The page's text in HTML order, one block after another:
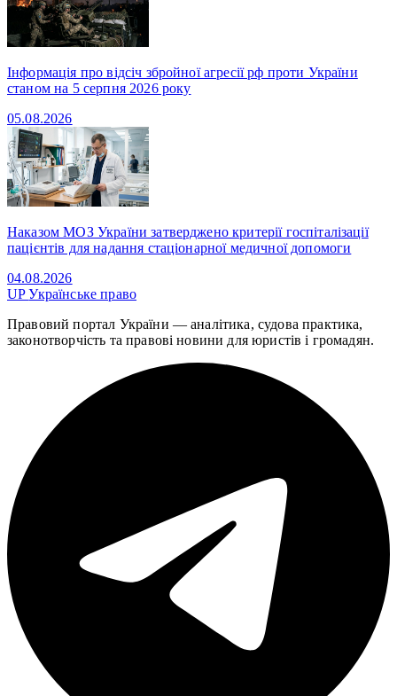
Інформація про відсіч збройної агресії рф проти України
станом на 5 серпня 2026 року
05.08.2026
Наказом МОЗ України затверджено критерії госпіталізації
пацієнтів для надання стаціонарної медичної допомоги
04.08.2026
UPУкраїнське право
Правовий портал України — аналітика, судова практика,
законотворчість та правові новини для юристів і громадян.